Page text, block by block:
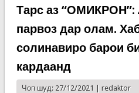
мошинро идора
Тарс аз “ОМИКРОН”:
парвоз дар олам.
солинавиро барои
кардаанд
Чоп шуд: 27/12/2021 | redaktor